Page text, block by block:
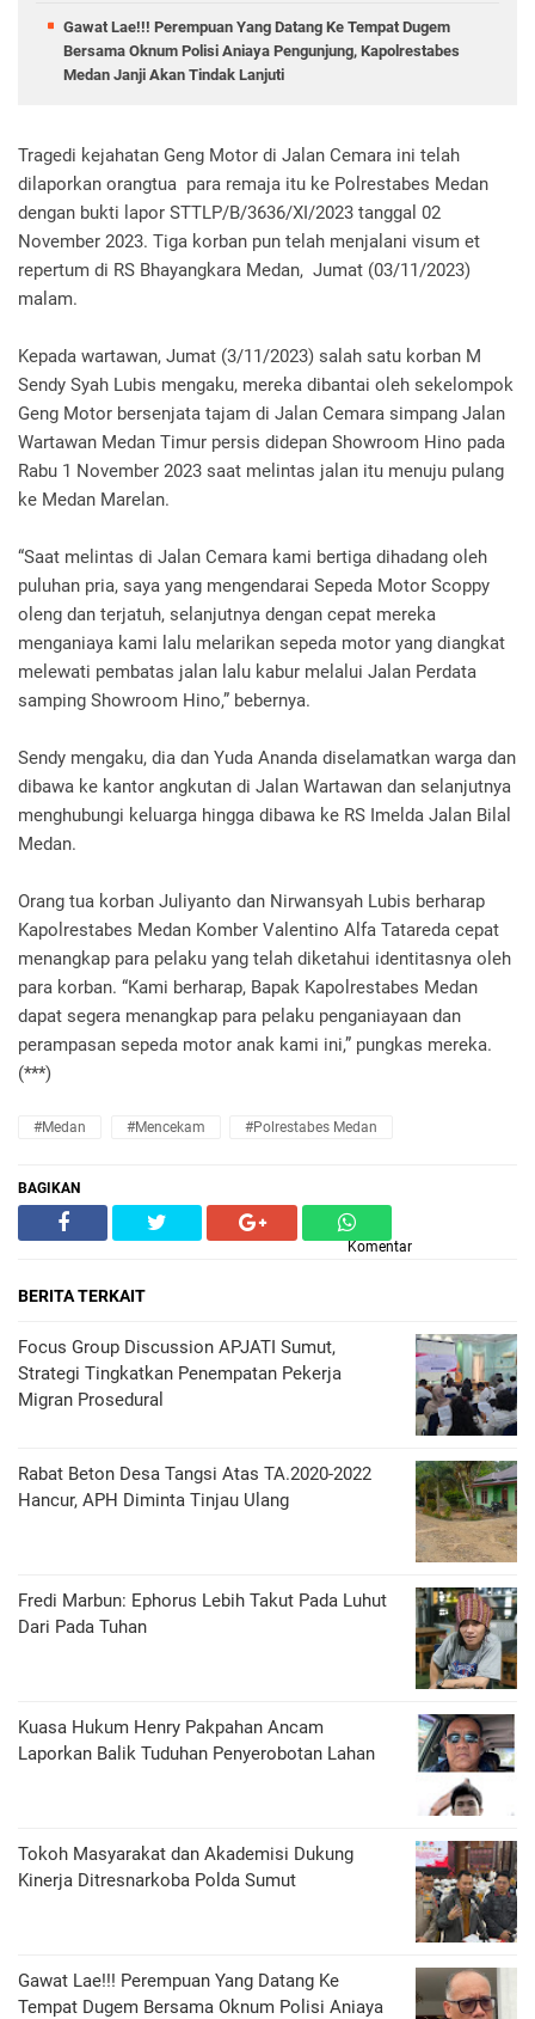
Gawat Lae!!! Perempuan Yang Datang Ke Tempat Dugem
Bersama Oknum Polisi Aniaya Pengunjung, Kapolrestabes
Medan Janji Akan Tindak Lanjuti
Tragedi kejahatan Geng Motor di Jalan Cemara ini telah
dilaporkan orangtua para remaja itu ke Polrestabes Medan
dengan bukti lapor STTLP/B/3636/XI/2023 tanggal 02
November 2023. Tiga korban pun telah menjalani visum et
repertum di RS Bhayangkara Medan, Jumat (03/11/2023)
malam.
Kepada wartawan, Jumat (3/11/2023) salah satu korban M
Sendy Syah Lubis mengaku, mereka dibantai oleh sekelompok
Geng Motor bersenjata tajam di Jalan Cemara simpang Jalan
Wartawan Medan Timur persis didepan Showroom Hino pada
Rabu 1 November 2023 saat melintas jalan itu menuju pulang
ke Medan Marelan.
“Saat melintas di Jalan Cemara kami bertiga dihadang oleh
puluhan pria, saya yang mengendarai Sepeda Motor Scoppy
oleng dan terjatuh, selanjutnya dengan cepat mereka
menganiaya kami lalu melarikan sepeda motor yang diangkat
melewati pembatas jalan lalu kabur melalui Jalan Perdata
samping Showroom Hino,” bebernya.
Sendy mengaku, dia dan Yuda Ananda diselamatkan warga dan
dibawa ke kantor angkutan di Jalan Wartawan dan selanjutnya
menghubungi keluarga hingga dibawa ke RS Imelda Jalan Bilal
Medan.
Orang tua korban Juliyanto dan Nirwansyah Lubis berharap
Kapolrestabes Medan Komber Valentino Alfa Tatareda cepat
menangkap para pelaku yang telah diketahui identitasnya oleh
para korban. “Kami berharap, Bapak Kapolrestabes Medan
dapat segera menangkap para pelaku penganiayaan dan
perampasan sepeda motor anak kami ini,” pungkas mereka.
(***)
#Medan #Mencekam #Polrestabes Medan
BAGIKAN
Komentar
BERITA TERKAIT
Focus Group Discussion APJATI Sumut,
Strategi Tingkatkan Penempatan Pekerja
Migran Prosedural
Rabat Beton Desa Tangsi Atas TA.2020-2022
Hancur, APH Diminta Tinjau Ulang
Fredi Marbun: Ephorus Lebih Takut Pada Luhut
Dari Pada Tuhan
Kuasa Hukum Henry Pakpahan Ancam
Laporkan Balik Tuduhan Penyerobotan Lahan
Tokoh Masyarakat dan Akademisi Dukung
Kinerja Ditresnarkoba Polda Sumut
Gawat Lae!!! Perempuan Yang Datang Ke
Tempat Dugem Bersama Oknum Polisi Aniaya